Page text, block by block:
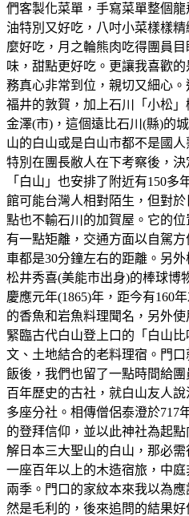
們客製化菜單，手寫菜單整個
油特別又好吃，八吋小菜樣樣
麼好吃，月之輪熊肉吃得團員
味，甜點更好吃。更讓我喜歡
務真心非常到位，親切又細心
福井的敦賀，加上石川「小松
金澤(市)，這個遠比石川(縣)的
山的白山或是白山市都不是國
特別在團長敝人在下考察後，
「白山」也安排了附近有150
館可能台灣人相對陌生，但對
點也不輸石川的加賀屋。它的
有一點矩離，交通方面以自駕
車都是30分鐘左右的距離。另
松井秀喜(美能市出身)的棒球博
慶應元年(1865)年，距今有160
的香魚和岩魚料理聞名，另外
緊臨古代白山登上口的「白山
文、土地結合的老料理宿。門
飯後，我們也留了一點時間給
百年歷史的古社，就白山友人
多座分社。相傳僧侶泰澄於717
的登拜信仰，並以此神社為起
解日本三大聖山的白山，那必
一座百年以上的木造宿旅，中
兩季。門口的家紋本來我以為
然是毛利的，後來追問的結果